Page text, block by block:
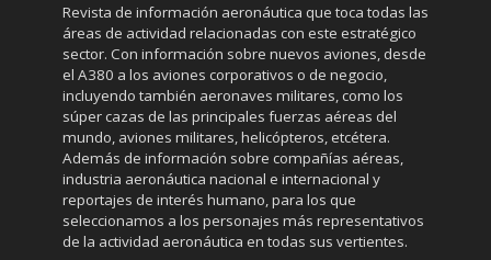
Revista de información aeronáutica que toca todas las
áreas de actividad relacionadas con este estratégico
sector. Con información sobre nuevos aviones, desde
el A380 a los aviones corporativos o de negocio,
incluyendo también aeronaves militares, como los
súper cazas de las principales fuerzas aéreas del
mundo, aviones militares, helicópteros, etcétera.
Además de información sobre compañías aéreas,
industria aeronáutica nacional e internacional y
reportajes de interés humano, para los que
seleccionamos a los personajes más representativos
de la actividad aeronáutica en todas sus vertientes.